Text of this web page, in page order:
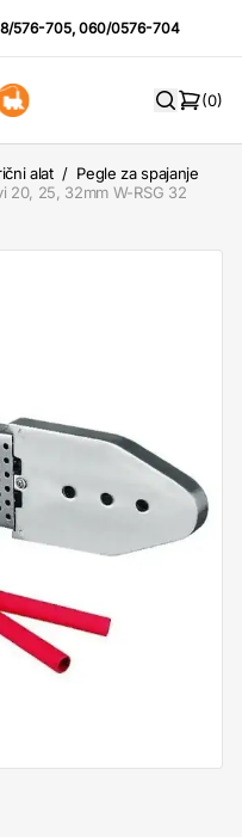
576-705,060/0576-704
(0)
alat / Pegle za spajanje
20, 25, 32mm W-RSG 32